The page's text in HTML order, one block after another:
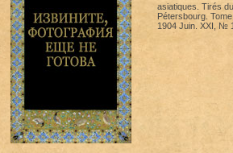
asiatiques. Tirés
Pétersbourg.
1904 Juin. XXI, №